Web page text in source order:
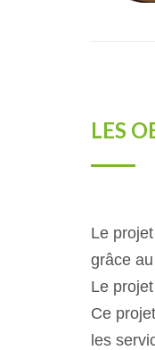
LES
Le
grâce
Le
Ce
les